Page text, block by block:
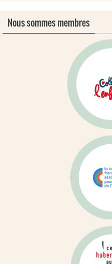
Nous sommes membres